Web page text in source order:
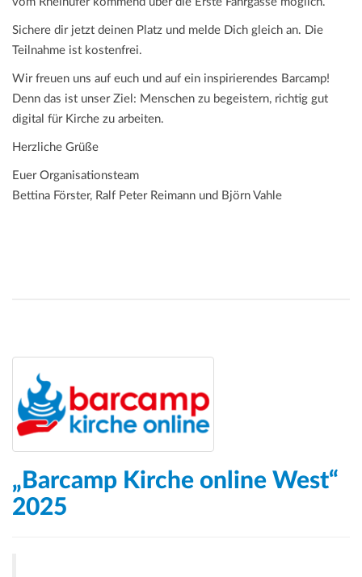
Sichere dir jetzt deinen Platz und melde Dich gleich an. Die
Teilnahme ist kostenfrei.
Wir freuen uns auf euch und auf ein inspirierendes Barcamp!
Denn das ist unser Ziel: Menschen zu begeistern, richtig gut
digital für Kirche zu arbeiten.
Herzliche Grüße
Euer Organisationsteam
Bettina Förster, Ralf Peter Reimann und Björn Vahle
„Barcamp Kirche online West“
2025